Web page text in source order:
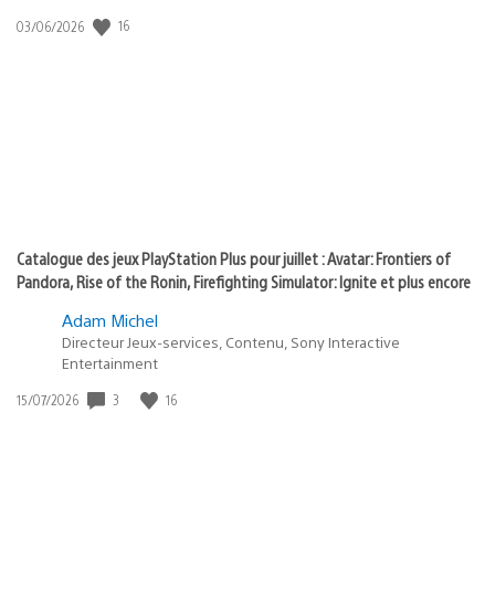
:
state
Date
03/06/2026 16
Catalogue des jeux PlayStation Plus pour juillet : Avatar: Frontiers of
Pandora, Rise of the Ronin, Firefighting Simulator: Ignite et plus encore
Adam Michel
Directeur Jeux-services, Contenu, Sony Interactive
Entertainment
Date
15/07/2026 3 16